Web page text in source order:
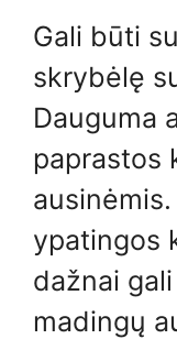
Gali būti
skrybėlę
Dauguma
paprastos
ypatingos
dažnai
madingų